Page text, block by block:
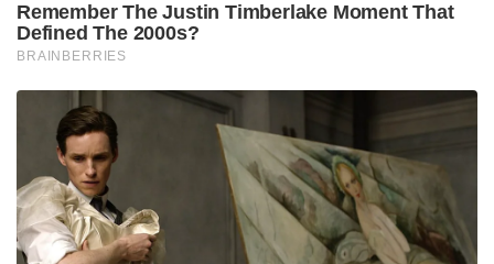
Remember The Justin Timberlake Moment That
Defined The 2000s?
BRAINBERRIES